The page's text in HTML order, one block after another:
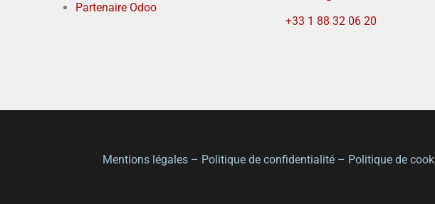
Partenaire Odoo
+33 1 88 32 06 20
Mentions légales – Politique de confidentialité – Politique de